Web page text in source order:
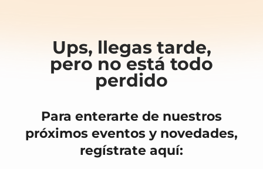
Ups, llegas tarde,
pero no está todo
perdido
Para enterarte de nuestros
próximos eventos y novedades,
regístrate aquí: